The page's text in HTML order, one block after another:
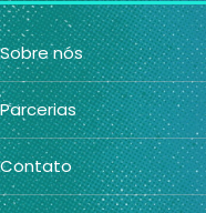
Sobre nós
Parcerias
Contato